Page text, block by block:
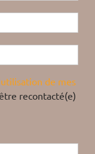
de mes
recontacté(e)